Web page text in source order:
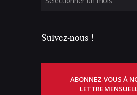
Suivez-nous !
ABONNEZ-VOUS À
LETTRE